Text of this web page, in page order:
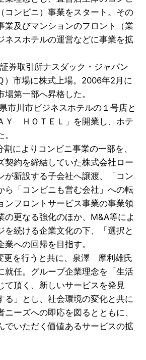
コンビニ）事業をスタート。その
業及びマンションのフロント（業
ネスホテルの運営などに事業を拡
券取引所ナスダック・ジャパン
）市場に株式上場。2006年2月に
第一部へ昇格した。
市川市ビジネスホテルの１号店と
Ｙ ＨＯＴＥＬ」を開業し、ホテ
によりコンビニ事業の一部を、
契約を締結していた株式会社ロー
が新設する子会社へ譲渡、「コン
ら「コンビニも営む会社」への転
ンフロントサービス事業の事業領
の更なる強化のほか、M&A等によ
を続ける企業文化の下、「選択と
への回帰を目指す。
更を行うと共に、泉澤 摩利雄氏
就任。グループ企業理念を「生活
て頂く、新しいサービスを発見
る」とし、社会環境の変化と共に
ーズへの即応を図るとともに、
でいただく価値あるサービスの拡